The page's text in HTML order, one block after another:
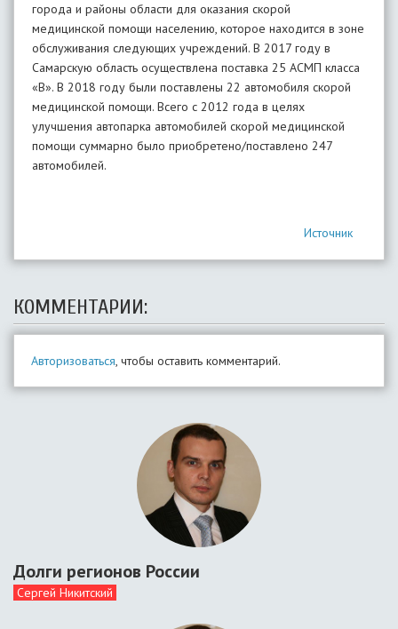
города и районы области для оказания скорой
медицинской помощи населению, которое находится в зоне
обслуживания следующих учреждений. В 2017 году в
Самарскую область осуществлена поставка 25 АСМП класса
«В». В 2018 году были поставлены 22 автомобиля скорой
медицинской помощи. Всего с 2012 года в целях
улучшения автопарка автомобилей скорой медицинской
помощи суммарно было приобретено/поставлено 247
автомобилей.
Источник
КОММЕНТАРИИ:
Авторизоваться, чтобы оставить комментарий.
Долги регионов России
Сергей Никитский